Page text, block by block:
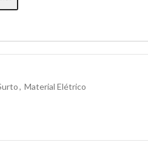
, Material Elétrico